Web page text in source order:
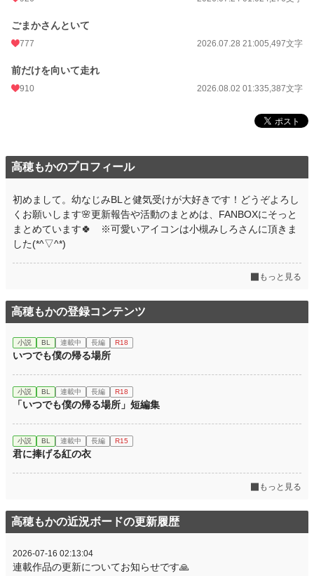
ごまかさんといて
777 2026.07.28 21:005,497文字
前だけを向いて走れ
910 2026.08.02 01:335,387文字
高穂もかのプロフィール
初めまして。幼なじみBLと健気受けが大好きです！どうぞよろし
くお願いします🌸更新報告や活動のまとめは、FANBOXにそっと
まとめています🍀 ※可愛いアイコンは小槻みしろさんに頂きま
した(*^▽^*)
もっと見る
高穂もかの登録コンテンツ
小説 BL 連載中 長編 R18
いつでも僕の帰る場所
小説 BL 連載中 長編 R18
「いつでも僕の帰る場所」短編集
小説 BL 連載中 長編 R15
君に捧げる紅の衣
もっと見る
高穂もかの近況ボードの更新履歴
2026-07-16 02:13:04
連載作品の更新についてお知らせです🙏